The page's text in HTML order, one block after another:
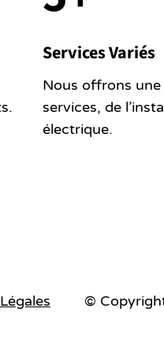
Services Variés
Nous offrons
services, de
électrique.
©